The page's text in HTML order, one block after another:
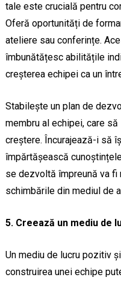
tale este crucială pentru
Oferă oportunități de
ateliere sau conferințe.
îmbunătățesc abilitățile
creșterea echipei ca un
Stabilește un plan de
membru al echipei, care
creștere. Încurajează-i să
împărtășească
se dezvoltă împreună va
schimbările din mediul de
5. Creează un mediu de
Un mediu de lucru pozitiv
construirea unei echipe